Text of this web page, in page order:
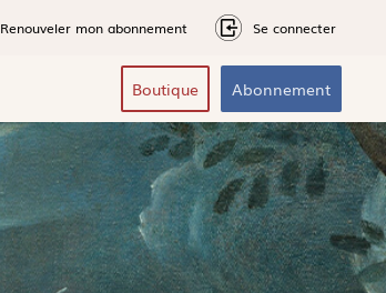
Renouveler mon abonnement Se connecter
Boutique Abonnement